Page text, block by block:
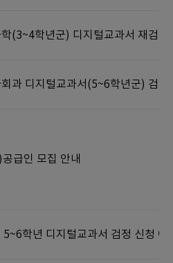
(3~4학년군) 디지털교과서 재검정
과 디지털교과서(5~6학년군) 검정
급인 모집 안내
5~6학년 디지털교과서 검정 신청 예